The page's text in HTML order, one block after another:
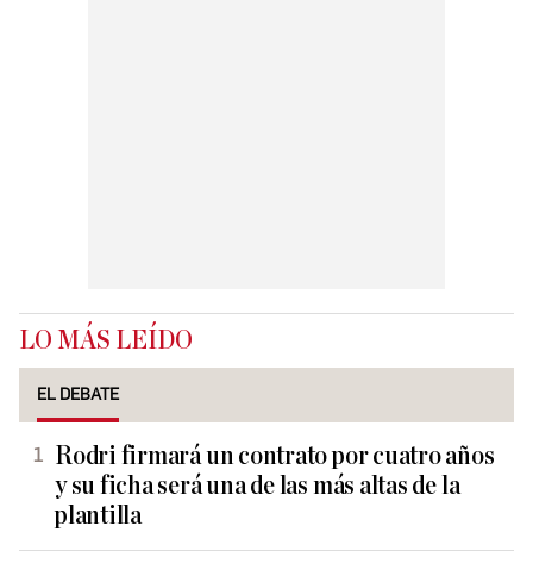
LO MÁS LEÍDO
EL DEBATE
Rodri firmará un contrato por cuatro años
y su ficha será una de las más altas de la
plantilla